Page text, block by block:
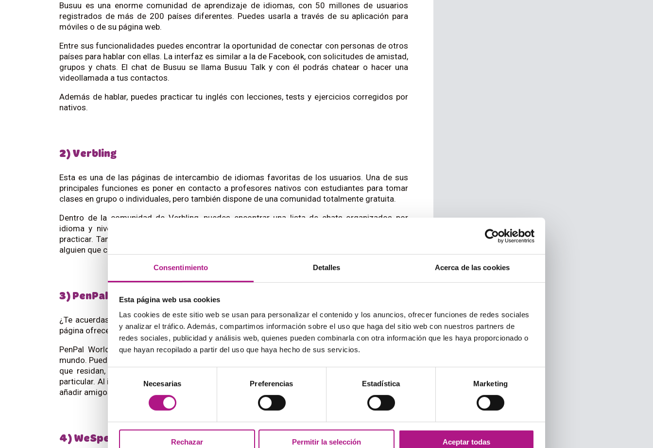
Consentimiento Detalles Acerca de las cookies
Esta página web usa cookies
Las cookies de este sitio web se usan para personalizar el contenido y los anuncios, ofrecer funciones de redes sociales
y analizar el tráfico. Además, compartimos información sobre el uso que haga del sitio web con nuestros partners de
redes sociales, publicidad y análisis web, quienes pueden combinarla con otra información que les haya proporcionado o
que hayan recopilado a partir del uso que haya hecho de sus servicios.
de
consentimiento
Necesarias Preferencias Estadística Marketing
Rechazar Permitir la selección Aceptar todas
Busuu es una enorme comunidad de aprendizaje de idiomas, con 50 millones de usuarios
registrados de más de 200 países diferentes. Puedes usarla a través de su aplicación para
móviles o de su página web.
Entre sus funcionalidades puedes encontrar la oportunidad de conectar con personas de otros
países para hablar con ellas. La interfaz es similar a la de Facebook, con solicitudes de amistad,
grupos y chats. El chat de Busuu se llama Busuu Talk y con él podrás chatear o hacer una
videollamada a tus contactos.
Además de hablar, puedes practicar tu inglés con lecciones, tests y ejercicios corregidos por
nativos.
2) Verbling
Esta es una de las páginas de intercambio de idiomas favoritas de los usuarios. Una de sus
principales funciones es poner en contacto a profesores nativos con estudiantes para tomar
clases en grupo o individuales, pero también dispone de una comunidad totalmente gratuita.
Dentro de la comunidad de Verbling, puedes encontrar una lista de chats organizados por
idioma y nivel. De esta manera, podrás unirte al grupo que más te interese y empezar a
practicar. También puedes conectar con nativos para conversaciones individuales o buscar a
alguien que corrija tus ejercicios.
3) PenPal World
¿Te acuerdas de los tiempos de los amigos por correspondencia (pen pals)? Pues bien, esta
página ofrece esta misma función a nivel internacional.
PenPal World está especialmente diseñada para poner en contacto a usuarios de todo el
mundo. Puedes buscar a otras personas en función de sus intereses y aficiones o del país en el
que residan, así que resulta ideal si estás buscando practicar alguna variante de inglés en
particular. Al igual que ocurre en otras redes sociales, dispones de un perfil con fotos y puedes
añadir amigos y dejar comentarios.
4) WeSpeke